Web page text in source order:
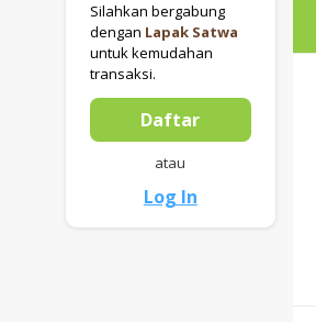
Silahkan bergabung
dengan Lapak Satwa
untuk kemudahan
transaksi.
Daftar
atau
Log In